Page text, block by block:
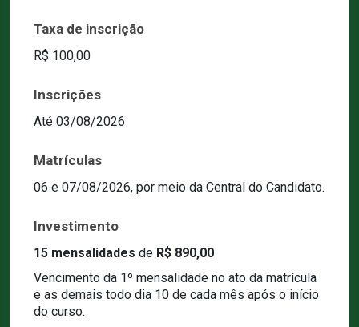
Taxa de inscrição
R$ 100,00
Inscrições
Até 03/08/2026
Matrículas
06 e 07/08/2026, por meio da Central do Candidato.
Investimento
15 mensalidades de R$ 890,00
Vencimento da 1º mensalidade no ato da matrícula
e as demais todo dia 10 de cada mês após o início
do curso.